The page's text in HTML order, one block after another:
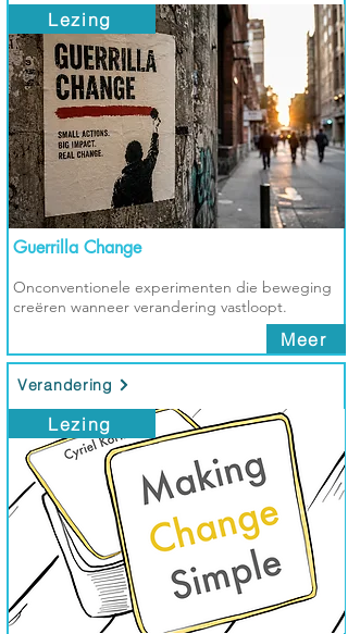
Lezing
Guerrilla Change
Onconventionele experimenten die beweging
creëren wanneer verandering vastloopt.
Meer
Verandering
Lezing